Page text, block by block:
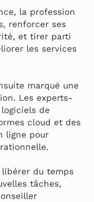
la profession
renforcer ses
et tirer parti
les services
marqué une
Les experts-
de
cloud et des
ligne pour
du temps
tâches,